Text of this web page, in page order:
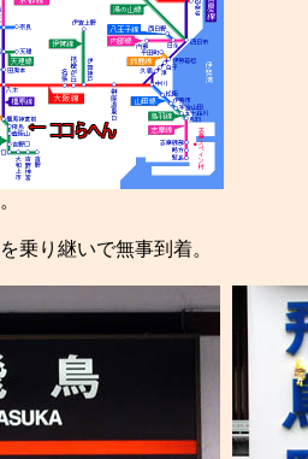
乗り継いで無事到着。